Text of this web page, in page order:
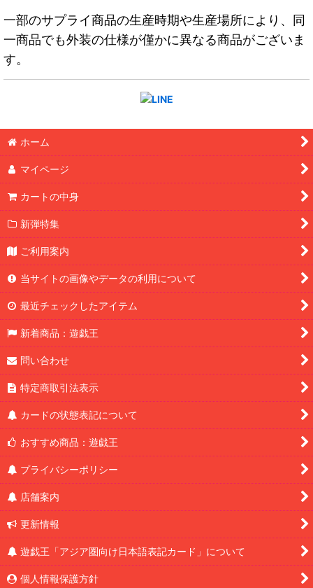
一部のサプライ商品の生産時期や生産場所により、同
一商品でも外装の仕様が僅かに異なる商品がございま
す。
ホーム
マイページ
カートの中身
新弾特集
ご利用案内
当サイトの画像やデータの利用について
最近チェックしたアイテム
新着商品：遊戯王
問い合わせ
特定商取引法表示
カードの状態表記について
おすすめ商品：遊戯王
プライバシーポリシー
店舗案内
更新情報
遊戯王「アジア圏向け日本語表記カード」について
個人情報保護方針